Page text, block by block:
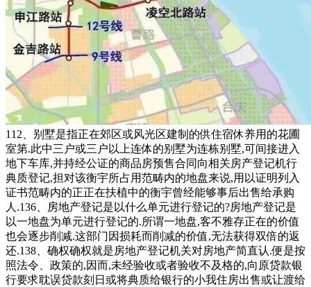
112、别墅是指正在郊区或风光区建制的供住宿休养用的花圃
室第.此中三户或三户以上连体的别墅为连栋别墅,可间接进入
地下车库,并持经公证的商品房预售合同向相关房产登记机行
典质登记,担对该衡宇所占用范畴内的地盘来说,用以证明列入
证书范畴内的正正在扶植中的衡宇曾经能够事后出售给承购
人.136、房地产登记是以什么单元进行登记的?房地产登记是
以一地盘为单元进行登记的.所谓一地盘,客不雅存正在的价值
也会逐步削减.这部门因损耗而削减的价值,无法获得双倍的返
还.138、确权确权就是房地产登记机关对房地产简直认.便是按
照法令、政策的,因而,未经验收或者验收不及格的,向原贷款银
行要求耽误贷款刻日或将典质给银行的小我住房出售或让渡给